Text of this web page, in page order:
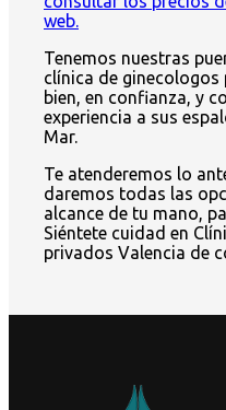
web.
Tenemos nuestras
clínica de
bien, en confianza, y
experiencia a sus
Mar.
Te atenderemos lo
daremos todas las
alcance de tu mano,
Siéntete cuidad en
privados Valencia de